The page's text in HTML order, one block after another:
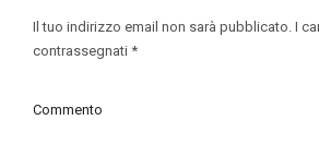
Il tuo indirizzo email non sarà pubblicato. I
contrassegnati *
Commento